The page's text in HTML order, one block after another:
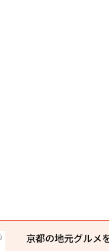
京都の地元グルメ